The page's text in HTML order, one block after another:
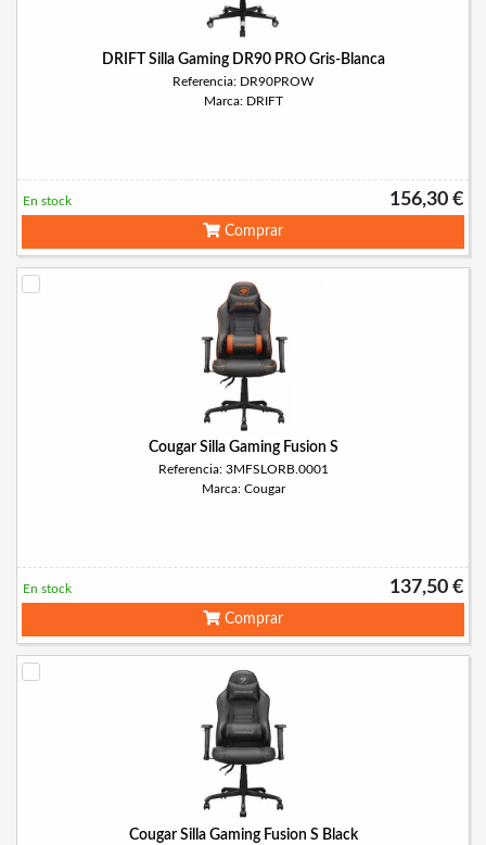
DRIFT Silla Gaming DR90 PRO Gris-Blanca
Referencia: DR90PROW
Marca: DRIFT
156,30 €
En stock
Comprar
Cougar Silla Gaming Fusion S
Referencia: 3MFSLORB.0001
Marca: Cougar
137,50 €
En stock
Comprar
Cougar Silla Gaming Fusion S Black